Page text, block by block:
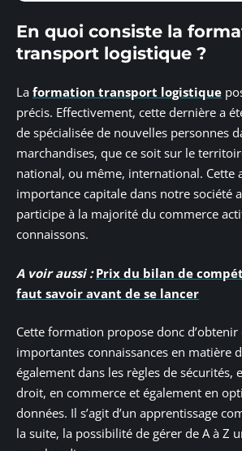
En quoi consiste la
transport logistique ?
La formation transport logistique
précis. Effectivement, cette dernière a
de spécialisée de nouvelles personnes
marchandises, que ce soit sur le
national, ou même, international. Cette
importance capitale dans notre société
participe à la majorité du commerce
connaissons.
A voir aussi : Prix du bilan de
faut savoir avant de se lancer
Cette formation propose donc d’obtenir
importantes connaissances en matière
également dans les règles de sécurités,
droit, en commerce et également en
données. Il s’agit d’un apprentissage
la suite, la possibilité de gérer de A à Z